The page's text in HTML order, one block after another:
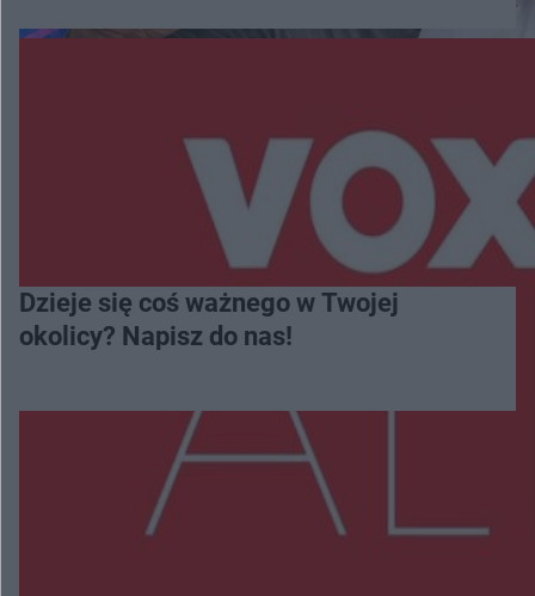
Dzieje się coś ważnego w Twojej
okolicy? Napisz do nas!
Więcej